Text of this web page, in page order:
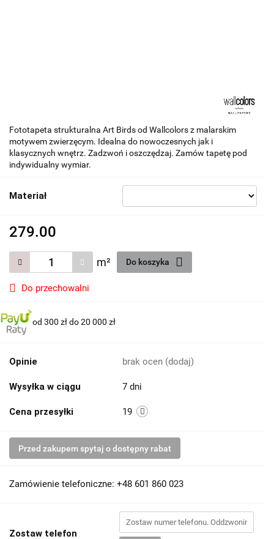
Fototapeta strukturalna Art Birds od Wallcolors z malarskim
motywem zwierzęcym. Idealna do nowoczesnych jak i
klasycznych wnętrz. Zadzwoń i oszczędzaj. Zamów tapetę pod
indywidualny wymiar.
Materiał
279.00
m² Do koszyka
Do przechowalni
od 300 zł do 20 000 zł
Opinie brak ocen (dodaj)
Wysyłka w ciągu 7 dni
Cena przesyłki 19
Przed zakupem spytaj o dostępny rabat
Zamówienie telefoniczne: +48 601 860 023
Zostaw telefon